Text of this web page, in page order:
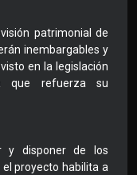
patrimonial de
inembargables y
en la legislación
que refuerza su
y disponer de los
proyecto habilita a